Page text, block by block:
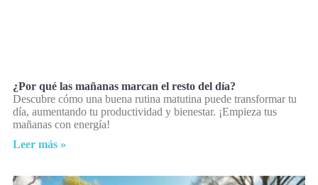
¿Por qué las mañanas marcan el resto del día?
Descubre cómo una buena rutina matutina puede transformar tu
día, aumentando tu productividad y bienestar. ¡Empieza tus
mañanas con energía!
Leer más »